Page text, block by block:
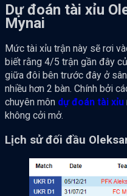
Dự đoán tài xỉu
Mynai
Mức tài xỉu trận này sẽ rơi
biết rằng 4/5 trận gần đây
giữa đôi bên trước đây ở
nhiều hơn 2 bàn. Chính bởi
chuyên môn dự đoán tài xỉu
không cởi mở.
Lịch sử đối đầu